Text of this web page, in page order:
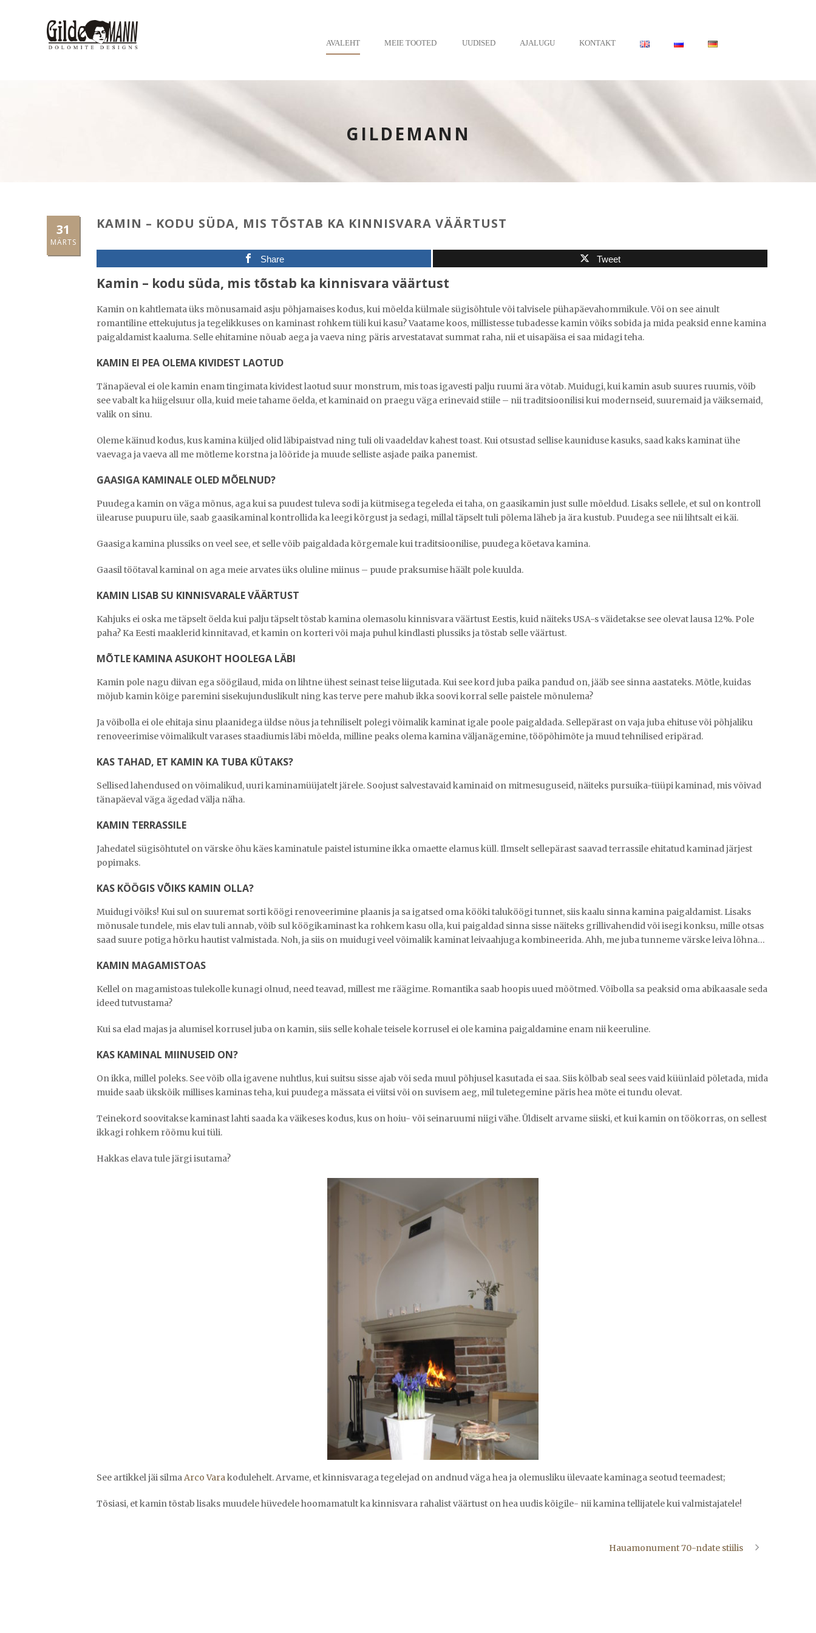
AVALEHT MEIE TOOTED UUDISED AJALUGU KONTAKT
GILDEMANN
31
MÄRTS
KAMIN – KODU SÜDA, MIS TÕSTAB KA KINNISVARA VÄÄRTUST
Share Tweet
Kamin – kodu süda, mis tõstab ka kinnisvara väärtust
Kamin on kahtlemata üks mõnusamaid asju põhjamaises kodus, kui mõelda külmale sügisõhtule või talvisele pühapäevahommikule. Või on see ainult
romantiline ettekujutus ja tegelikkuses on kaminast rohkem tüli kui kasu? Vaatame koos, millistesse tubadesse kamin võiks sobida ja mida peaksid enne kamina
paigaldamist kaaluma. Selle ehitamine nõuab aega ja vaeva ning päris arvestatavat summat raha, nii et uisapäisa ei saa midagi teha.
KAMIN EI PEA OLEMA KIVIDEST LAOTUD
Tänapäeval ei ole kamin enam tingimata kividest laotud suur monstrum, mis toas igavesti palju ruumi ära võtab. Muidugi, kui kamin asub suures ruumis, võib
see vabalt ka hiigelsuur olla, kuid meie tahame öelda, et kaminaid on praegu väga erinevaid stiile – nii traditsioonilisi kui modernseid, suuremaid ja väiksemaid,
valik on sinu.
Oleme käinud kodus, kus kamina küljed olid läbipaistvad ning tuli oli vaadeldav kahest toast. Kui otsustad sellise kauniduse kasuks, saad kaks kaminat ühe
vaevaga ja vaeva all me mõtleme korstna ja lõõride ja muude selliste asjade paika panemist.
GAASIGA KAMINALE OLED MÕELNUD?
Puudega kamin on väga mõnus, aga kui sa puudest tuleva sodi ja kütmisega tegeleda ei taha, on gaasikamin just sulle mõeldud. Lisaks sellele, et sul on kontroll
ülearuse puupuru üle, saab gaasikaminal kontrollida ka leegi kõrgust ja sedagi, millal täpselt tuli põlema läheb ja ära kustub. Puudega see nii lihtsalt ei käi.
Gaasiga kamina plussiks on veel see, et selle võib paigaldada kõrgemale kui traditsioonilise, puudega köetava kamina.
Gaasil töötaval kaminal on aga meie arvates üks oluline miinus – puude praksumise häält pole kuulda.
KAMIN LISAB SU KINNISVARALE VÄÄRTUST
Kahjuks ei oska me täpselt öelda kui palju täpselt tõstab kamina olemasolu kinnisvara väärtust Eestis, kuid näiteks USA-s väidetakse see olevat lausa 12%. Pole
paha? Ka Eesti maaklerid kinnitavad, et kamin on korteri või maja puhul kindlasti plussiks ja tõstab selle väärtust.
MÕTLE KAMINA ASUKOHT HOOLEGA LÄBI
Kamin pole nagu diivan ega söögilaud, mida on lihtne ühest seinast teise liigutada. Kui see kord juba paika pandud on, jääb see sinna aastateks. Mõtle, kuidas
mõjub kamin kõige paremini sisekujunduslikult ning kas terve pere mahub ikka soovi korral selle paistele mõnulema?
Ja võibolla ei ole ehitaja sinu plaanidega üldse nõus ja tehniliselt polegi võimalik kaminat igale poole paigaldada. Sellepärast on vaja juba ehituse või põhjaliku
renoveerimise võimalikult varases staadiumis läbi mõelda, milline peaks olema kamina väljanägemine, tööpõhimõte ja muud tehnilised eripärad.
KAS TAHAD, ET KAMIN KA TUBA KÜTAKS?
Sellised lahendused on võimalikud, uuri kaminamüüjatelt järele. Soojust salvestavaid kaminaid on mitmesuguseid, näiteks pursuika-tüüpi kaminad, mis võivad
tänapäeval väga ägedad välja näha.
KAMIN TERRASSILE
Jahedatel sügisõhtutel on värske õhu käes kaminatule paistel istumine ikka omaette elamus küll. Ilmselt sellepärast saavad terrassile ehitatud kaminad järjest
popimaks.
KAS KÖÖGIS VÕIKS KAMIN OLLA?
Muidugi võiks! Kui sul on suuremat sorti köögi renoveerimine plaanis ja sa igatsed oma kööki taluköögi tunnet, siis kaalu sinna kamina paigaldamist. Lisaks
mõnusale tundele, mis elav tuli annab, võib sul köögikaminast ka rohkem kasu olla, kui paigaldad sinna sisse näiteks grillivahendid või isegi konksu, mille otsas
saad suure potiga hõrku hautist valmistada. Noh, ja siis on muidugi veel võimalik kaminat leivaahjuga kombineerida. Ahh, me juba tunneme värske leiva lõhna…
KAMIN MAGAMISTOAS
Kellel on magamistoas tulekolle kunagi olnud, need teavad, millest me räägime. Romantika saab hoopis uued mõõtmed. Võibolla sa peaksid oma abikaasale seda
ideed tutvustama?
Kui sa elad majas ja alumisel korrusel juba on kamin, siis selle kohale teisele korrusel ei ole kamina paigaldamine enam nii keeruline.
KAS KAMINAL MIINUSEID ON?
On ikka, millel poleks. See võib olla igavene nuhtlus, kui suitsu sisse ajab või seda muul põhjusel kasutada ei saa. Siis kõlbab seal sees vaid küünlaid põletada, mida
muide saab ükskõik millises kaminas teha, kui puudega mässata ei viitsi või on suvisem aeg, mil tuletegemine päris hea mõte ei tundu olevat.
Teinekord soovitakse kaminast lahti saada ka väikeses kodus, kus on hoiu- või seinaruumi niigi vähe. Üldiselt arvame siiski, et kui kamin on töökorras, on sellest
ikkagi rohkem rõõmu kui tüli.
Hakkas elava tule järgi isutama?
See artikkel jäi silmaArco Varakodulehelt. Arvame, et kinnisvaraga tegelejad on andnud väga hea ja olemusliku ülevaate kaminaga seotud teemadest;
Tõsiasi, et kamin tõstab lisaks muudele hüvedele hoomamatult ka kinnisvara rahalist väärtust on hea uudis kõigile- nii kamina tellijatele kui valmistajatele!
Hauamonument 70-ndate stiilis